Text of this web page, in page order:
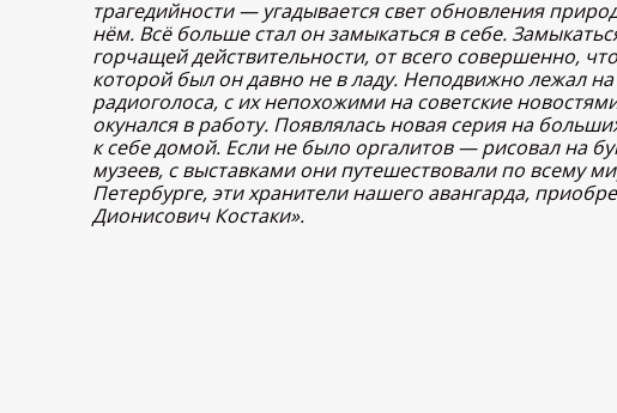
трагедийности — угадывается свет обновления
нём. Всё больше стал он замыкаться в себе.
горчащей действительности, от всего совершенно,
которой был он давно не в ладу. Неподвижно лежал
радиоголоса, с их непохожими на советские
окунался в работу. Появлялась новая серия на
к себе домой. Если не было оргалитов — рисовал на
музеев, с выставками они путешествовали по всему
Петербурге, эти хранители нашего авангарда,
Дионисович Костаки».